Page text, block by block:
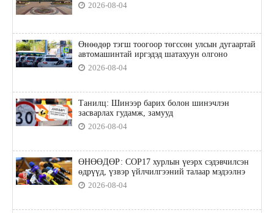
2026-08-04
Өнөөдөр тэгш тоогоор төгссөн улсын дугаартай
автомашинтай иргэдэд шатахуун олгоно
2026-08-04
Танилц: Шинээр барих болон шинэчлэн
засварлах гудамж, замууд
2026-08-04
ӨНӨӨДӨР: COP17 хурлын үеэрх сэдэвчилсэн
өдрүүд, үзвэр үйлчилгээний талаар мэдээлнэ
2026-08-04